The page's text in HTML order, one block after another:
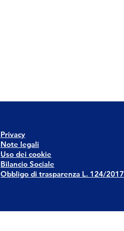
Privacy
Note legali
Uso dei cookie
Bilancio Sociale
Obbligo di trasparenza L. 124/2017